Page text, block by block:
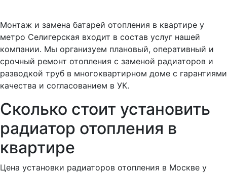
Монтаж и замена батарей отопления в квартире у
метро Селигерская входит в состав услуг нашей
компании. Мы организуем плановый, оперативный и
срочный ремонт отопления с заменой радиаторов и
разводкой труб в многоквартирном доме с гарантиями
качества и согласованием в УК.
Сколько стоит установить
радиатор отопления в
квартире
Цена установки радиаторов отопления в Москве у